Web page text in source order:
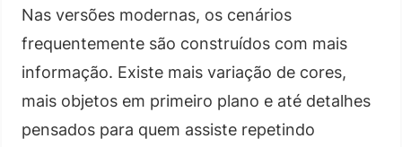
Nas versões modernas, os cenários
frequentemente são construídos com mais
informação. Existe mais variação de cores,
mais objetos em primeiro plano e até detalhes
pensados para quem assiste repetindo